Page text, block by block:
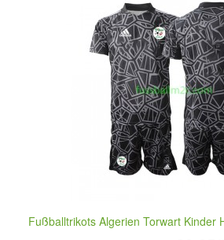
Fußballtrikots Algerien Torwart Kinder